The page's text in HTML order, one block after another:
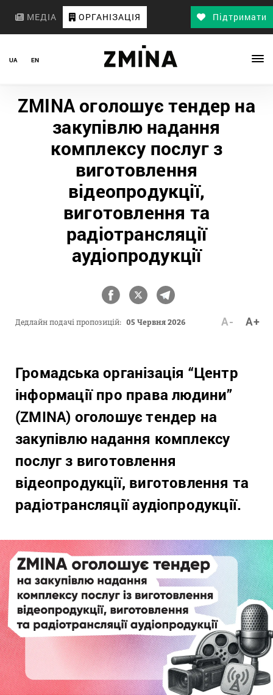
МЕДІА ОРГАНІЗАЦІЯ Підтримати
UA EN
ZMINA оголошує тендер на
закупівлю надання
комплексу послуг з
виготовлення
відеопродукції,
виготовлення та
радіотрансляції
аудіопродукції
Дедлайн подачі пропозицій: 05 Червня 2026 A+
A-
Громадська організація “Центр
інформації про права людини”
(ZMINA) оголошує тендер на
закупівлю надання комплексу
послуг з виготовлення
відеопродукції, виготовлення та
радіотрансляції аудіопродукції.